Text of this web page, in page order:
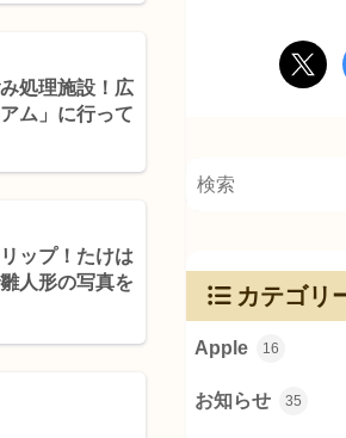
処理施設！広
ム」に行って
ップ！たけは
人形の写真を
カテゴリ
Apple 16
お知らせ 35